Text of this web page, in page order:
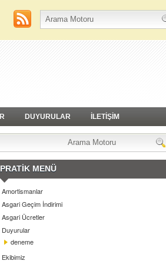
DUYURULAR İLETİŞİM
PRATIK MENÜ
Amortismanlar
Asgari Geçim İndirimi
Asgari Ücretler
Duyurular
deneme
Ekibimiz